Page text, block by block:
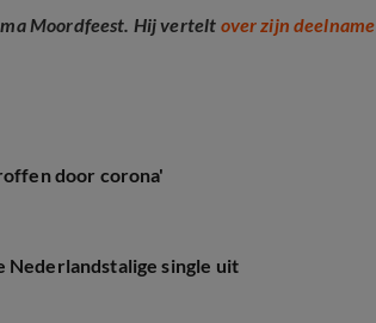
Moordfeest. Hij vertelt over zijn deelname
door corona'
Nederlandstalige single uit